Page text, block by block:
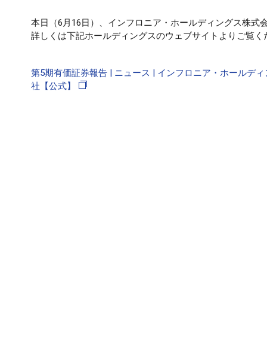
本日（6月16日）、インフロニア・ホールディングス株
詳しくは下記ホールディングスのウェブサイトよりご覧く
第5期有価証券報告 | ニュース | インフロニア・ホールデ
社【公式】